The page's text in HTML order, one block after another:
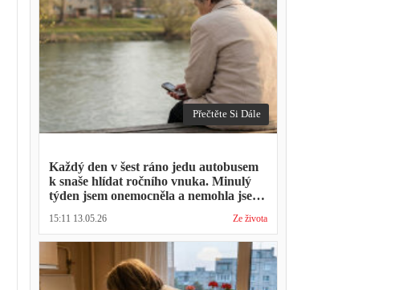
Přečtěte Si Dále
Každý den v šest ráno jedu autobusem
k snaše hlídat ročního vnuka. Minulý
týden jsem onemocněla a nemohla jsem
den volna. Víš, kolik nás to stálo?"
15:11 13.05.26 Ze života